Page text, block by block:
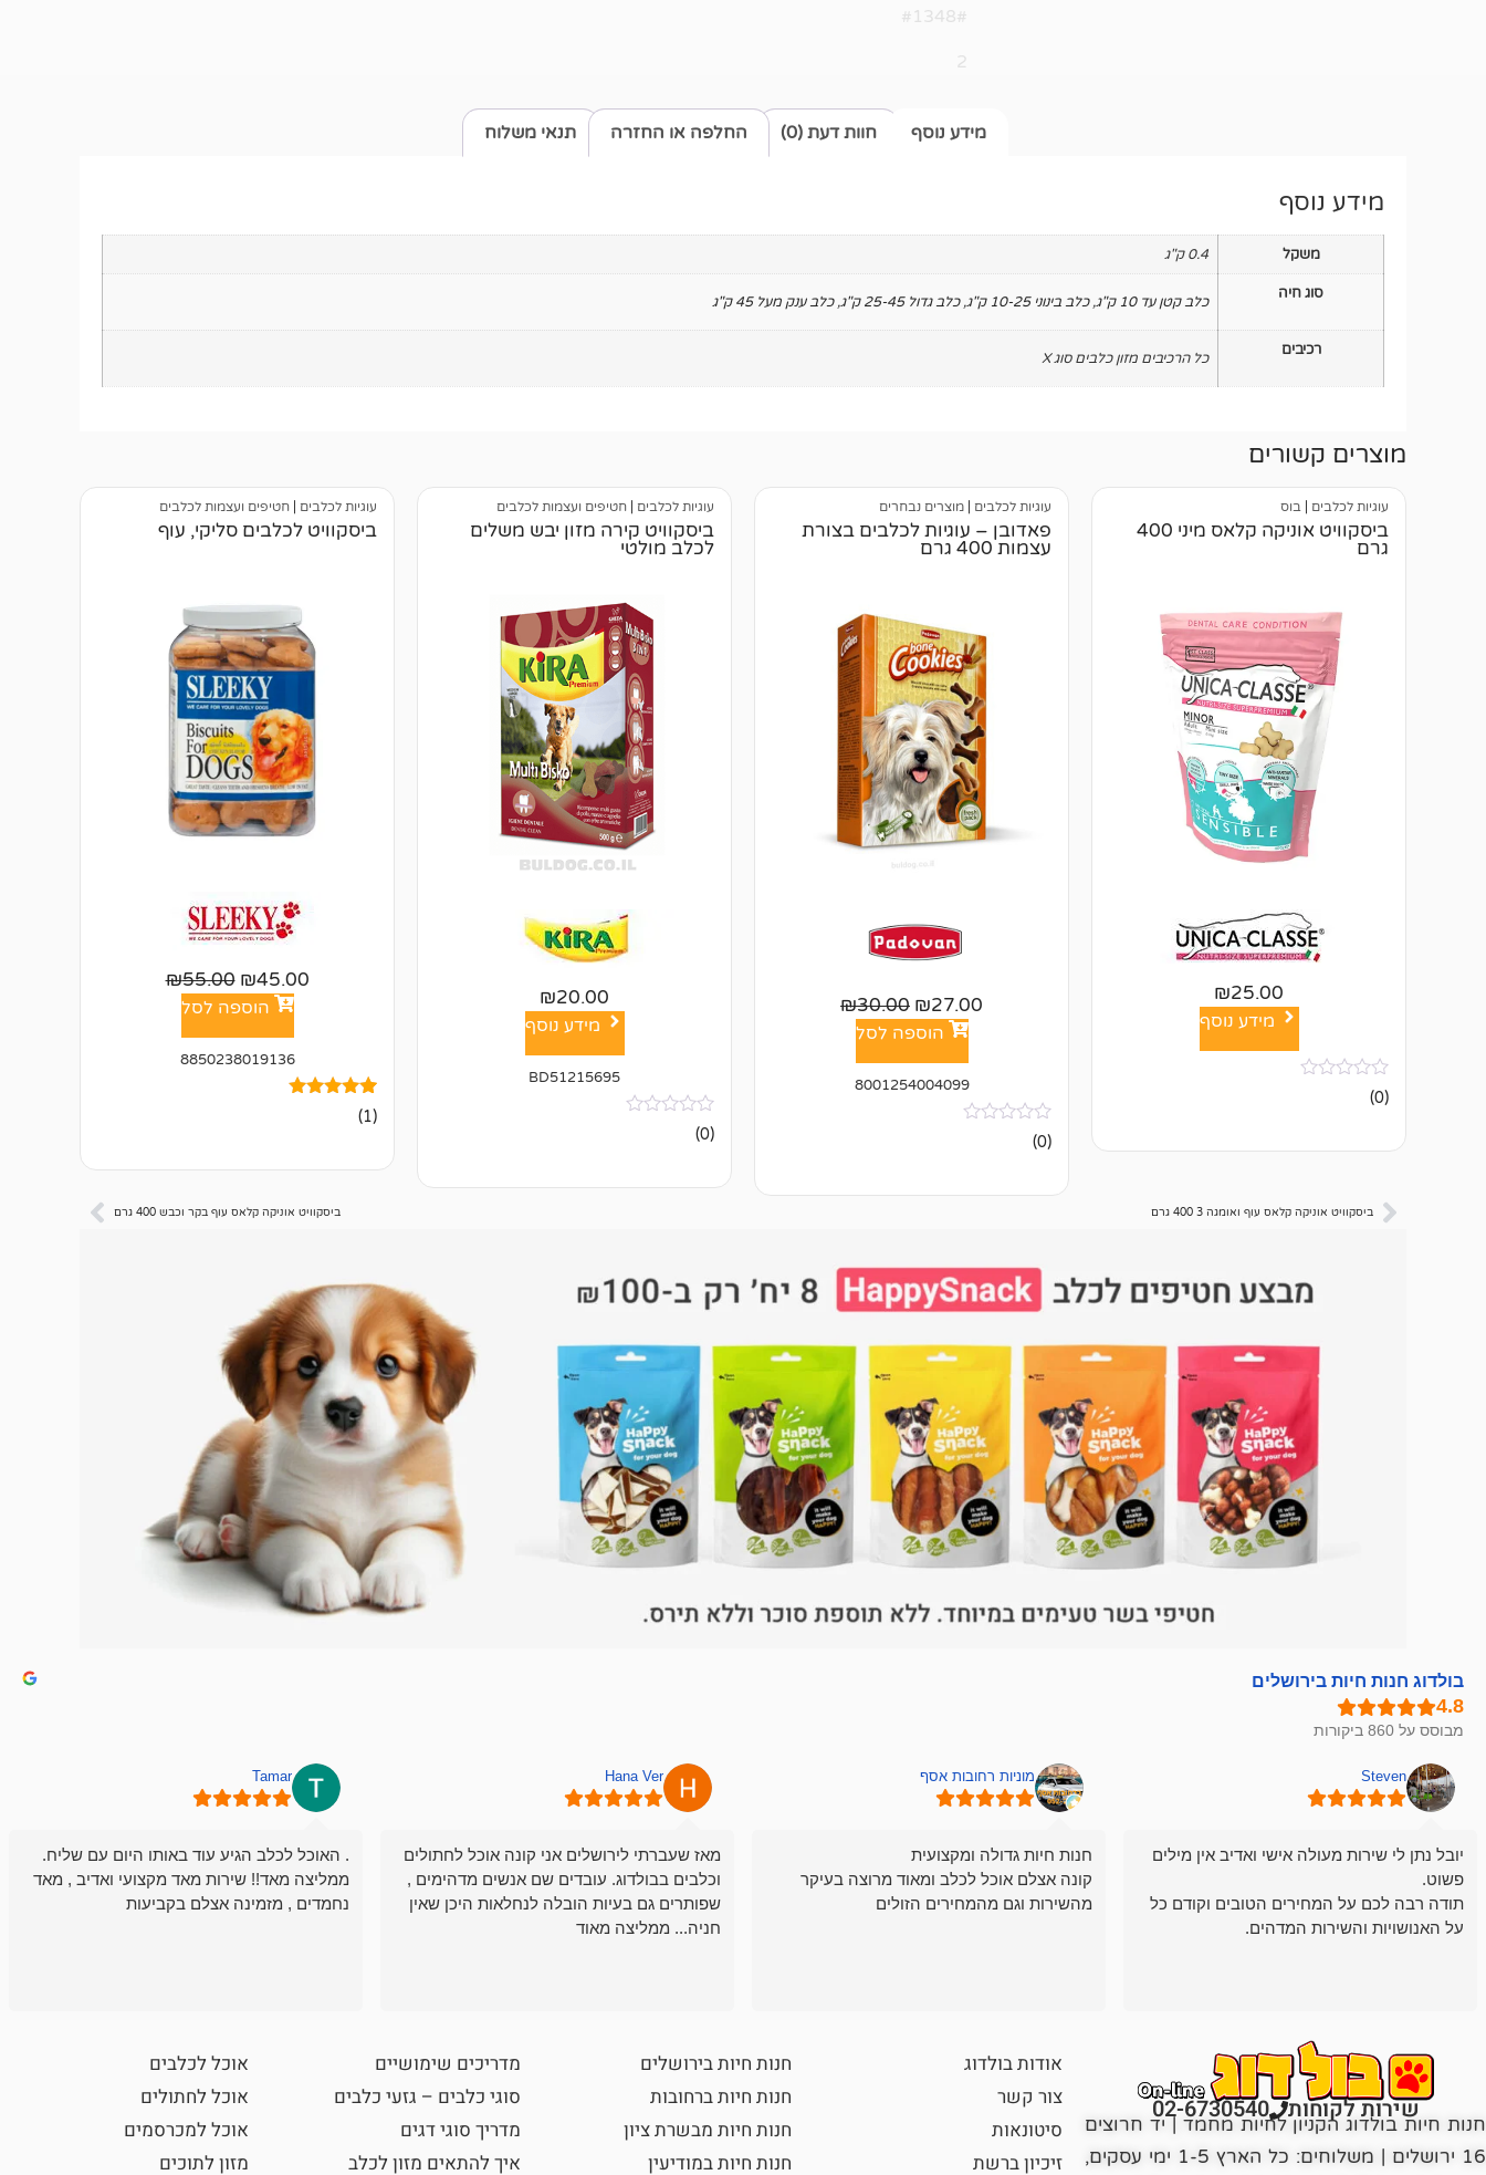
#1348#
2
מידע נוסף תנאי משלוח חוות דעת (0) החלפה או החזרה
מידע נוסף
משקל 0.4 ק"ג
סוג חיה כלב קטן עד 10 ק"ג ,כלב בינוני 10-25 ק"ג ,כלב גדול 25-45 ק"ג ,כלב ענק מעל 45 ק"ג
רכיבים כל הרכיבים מזון כלבים סוג X
מוצרים קשורים
עוגיות לכלבים בוס
ביסקוויט אוניקה קלאס מיני 400
גרם
₪25.00
מידע נוסף
אין
ביקורות
(0)
עוגיות לכלבים מוצרים נבחרים
פאדובן – עוגיות לכלבים בצורת
עצמות 400 גרם
₪27.00
₪30.00
הוספה לסל
8001254004099
אין
ביקורות
(0)
עוגיות לכלבים חטיפים ועצמות לכלבים
ביסקוויט קירה מזון יבש משלים
לכלב מולטי
₪20.00
מידע נוסף
BD51215695
אין
ביקורות
(0)
עוגיות לכלבים חטיפים ועצמות לכלבים
ביסקוויט לכלבים סליקי, עוף
₪45.00
₪55.00
הוספה לסל
8850238019136
מדורג
5.00
1(1)
ביסקוויט אוניקה קלאס עוף ואומגה 3 400 גרם ביסקוויט אוניקה קלאס עוף בקר וכבש 400 גרם
בולדוג חנות חיות בירושלים
מבוסס על 860 ביקורות
Steven
יובל נתן לי שירות מעולה אישי ואדיב אין מילים
פשוט.
תודה רבה לכם על המחירים הטובים וקודם כל
על האנושויות והשירות המדהים.
מוניות רחובות אסף
חנות חיות גדולה ומקצועית
קונה אצלם אוכל לכלב ומאוד מרוצה בעיקר
מהשירות וגם מהמחירים הזולים
Hana Ver
מאז שעברתי לירושלים אני קונה אוכל לחתולים
וכלבים בבולדוג. עובדים שם אנשים מדהימים ,
שפותרים גם בעיות הובלה לנחלאות היכן שאין
חניה... ממליצה מאוד
Tamar
. האוכל לכלב הגיע עוד באותו היום עם שליח.
ממליצה מאד!! שירות מאד מקצועי ואדיב , מאד
נחמדים , מזמינה אצלם בקביעות
שירות לקוחות 02-6730540
חנות חיות בולדוג הקניון לחיות מחמד | יד חרוצים
16 ירושלים | משלוחים: כל הארץ 1-5 ימי עסקים,
אודות בולדוג
צור קשר
סיטונאות
זיכיון ברשת
חנות חיות בירושלים
חנות חיות ברחובות
חנות חיות מבשרת ציון
חנות חיות במודיעין
מדריכים שימושיים
סוגי כלבים – גזעי כלבים
מדריך סוגי דגים
איך להתאים מזון לכלב
אוכל לכלבים
אוכל לחתולים
אוכל למכרסמים
מזון לתוכים